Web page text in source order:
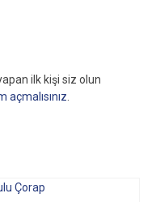
ilk kişi siz olun
açmalısınız